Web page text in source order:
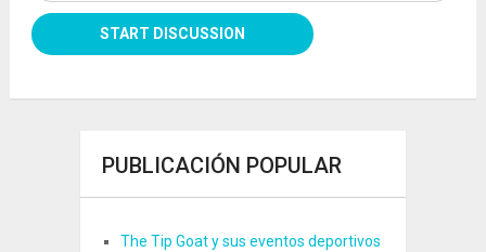
PUBLICACIÓN POPULAR
The Tip Goat y sus eventos deportivos